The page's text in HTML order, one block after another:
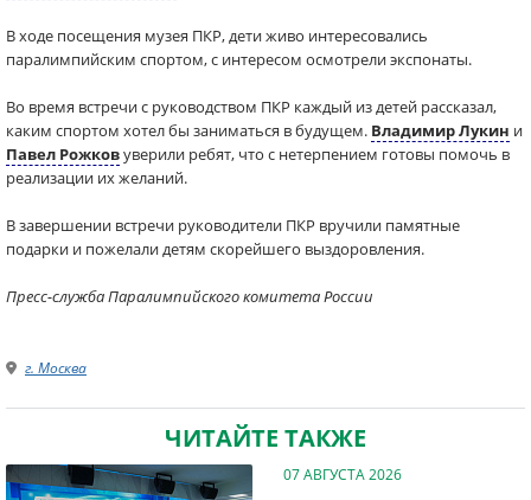
В ходе посещения музея ПКР, дети живо интересовались
паралимпийским спортом, с интересом осмотрели экспонаты.
Во время встречи с руководством ПКР каждый из детей рассказал,
каким спортом хотел бы заниматься в будущем. Владимир Лукин и
Павел Рожковуверили ребят, что с нетерпением готовы помочь в
реализации их желаний.
В завершении встречи руководители ПКР вручили памятные
подарки и пожелали детям скорейшего выздоровления.
Пресс-служба Паралимпийского комитета России
г. Москва
ЧИТАЙТЕ ТАКЖЕ
07 АВГУСТА 2026